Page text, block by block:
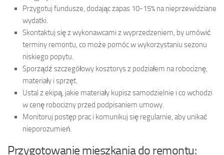
Przygotuj fundusze, dodając zapas 10-15% na nieprzewidziane
wydatki.
Skontaktuj się z wykonawcami z wyprzedzeniem, by umówić
terminy remontu, co może pomóc w wykorzystaniu sezonu
niskiego popytu.
Sporządź szczegółowy kosztorys z podziałem na robociznę,
materiały i sprzęt.
Ustal z ekipą, jakie materiały kupisz samodzielnie i co wchodzi
w cenę robocizny przed podpisaniem umowy.
Monitoruj postęp prac i komunikuj się regularnie, aby unikać
nieporozumień.
Przygotowanie mieszkania do remontu: